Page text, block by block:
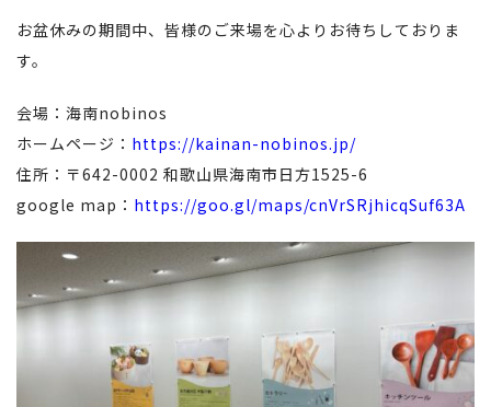
お盆休みの期間中、皆様のご来場を心よりお待ちしておりま
す。
会場：海南nobinos
ホームページ： https://kainan-nobinos.jp/
住所：〒642-0002 和歌山県海南市日方1525-6
google map： https://goo.gl/maps/cnVrSRjhicqSuf63A